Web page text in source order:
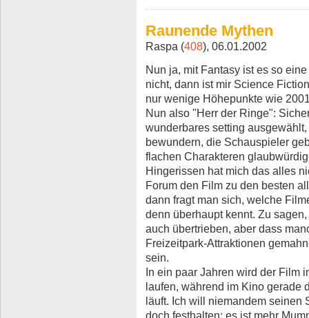
Raunende Mythen
Raspa (408), 06.01.2002
Nun ja, mit Fantasy ist es so
nicht, dann ist mir Science
nur wenige Höhepunkte wie
Nun also "Herr der Ringe":
wunderbares setting
bewundern, die Schauspieler
flachen Charakteren
Hingerissen hat mich das alles
Forum den Film zu den besten
dann fragt man sich, welche
denn überhaupt kennt. Zu
auch übertrieben, aber dass
Freizeitpark-Attraktionen
sein.
In ein paar Jahren wird der Film
laufen, während im Kino gerade
läuft. Ich will niemandem seinen
doch festhalten: es ist mehr